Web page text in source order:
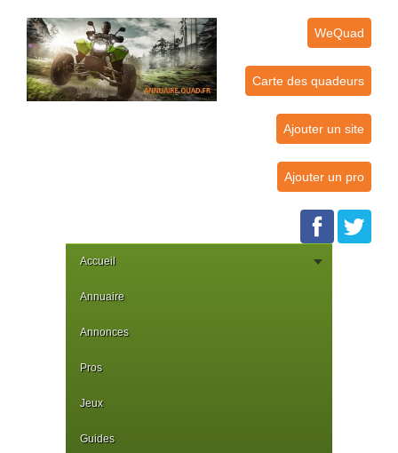
WeQuad
Carte des quadeurs
Ajouter un site
Ajouter un pro
Accueil
Annuaire
Annonces
Pros
Jeux
Guides